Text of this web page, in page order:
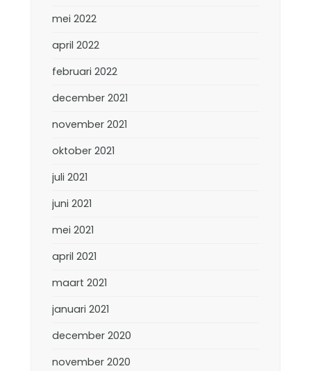
mei 2022
april 2022
februari 2022
december 2021
november 2021
oktober 2021
juli 2021
juni 2021
mei 2021
april 2021
maart 2021
januari 2021
december 2020
november 2020